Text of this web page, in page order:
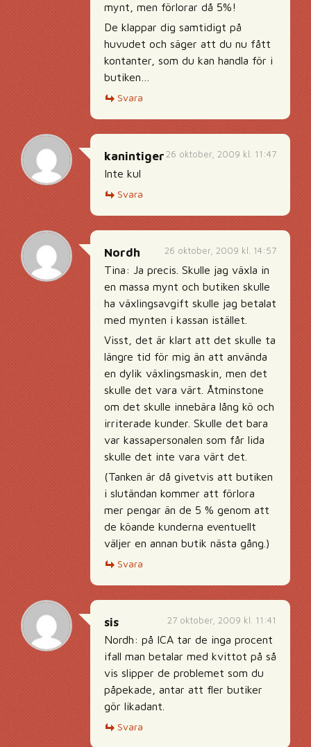
mynt, men förlorar då 5%!
De klappar dig samtidigt på
huvudet och säger att du nu fått
kontanter, som du kan handla för i
butiken…
Svara
26 oktober, 2009 kl. 11:47
kanintiger
Inte kul
Svara
26 oktober, 2009 kl. 14:57
Nordh
Tina: Ja precis. Skulle jag växla in
en massa mynt och butiken skulle
ha växlingsavgift skulle jag betalat
med mynten i kassan istället.
Visst, det är klart att det skulle ta
längre tid för mig än att använda
en dylik växlingsmaskin, men det
skulle det vara värt. Åtminstone
om det skulle innebära lång kö och
irriterade kunder. Skulle det bara
var kassapersonalen som får lida
skulle det inte vara värt det.
(Tanken är då givetvis att butiken
i slutändan kommer att förlora
mer pengar än de 5 % genom att
de köande kunderna eventuellt
väljer en annan butik nästa gång.)
Svara
27 oktober, 2009 kl. 11:41
sis
Nordh: på ICA tar de inga procent
ifall man betalar med kvittot på så
vis slipper de problemet som du
påpekade, antar att fler butiker
gör likadant.
Svara